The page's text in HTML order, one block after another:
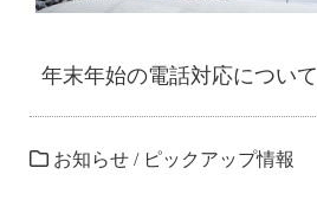
年末年始の電話対応について
お知らせ / ピックアップ情報